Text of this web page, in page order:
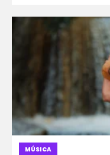
MÚSICA